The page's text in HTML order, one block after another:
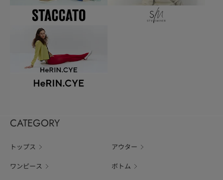
CATEGORY
トップス アウター
ワンピース ボトム